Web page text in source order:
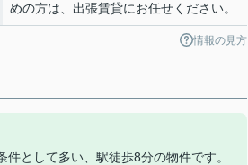
めの方は、出張賃貸にお任せください。
情報の見方
として多い、駅徒歩8分の物件です。